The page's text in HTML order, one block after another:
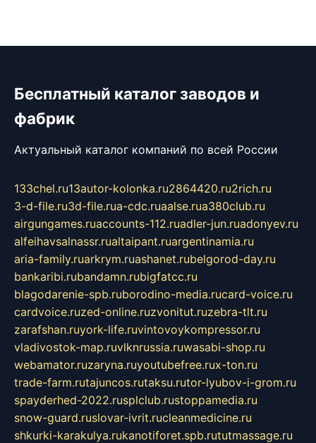
Бесплатный каталог заводов и
фабрик
Актуальный каталог компаний по всей России
133chel.ru13autor-kolonka.ru2864420.ru2rich.ru
3-d-file.ru3d-file.rua-cdc.ruaalse.rua380club.ru
airgungames.ruaccounts-112.ruadler-jun.ruadonyev.ru
alfeihavsalnassr.rualtaipant.ruargentinamia.ru
aria-family.ruarkrym.ruashanet.rubelgorod-day.ru
bankaribi.rubandamn.rubigfatcc.ru
blagodarenie-spb.ruborodino-media.rucard-voice.ru
cardvoice.ruzed-online.ruzvonitut.ruzebra-tlt.ru
zarafshan.ruyork-life.ruvintovoykompressor.ru
vladivostok-map.ruvlknrussia.ruwasabi-shop.ru
webamator.ruzaryna.ruyoutubefree.rux-ton.ru
trade-farm.rutajuncos.rutaksu.rutor-lyubov-i-grom.ru
spayderhed-2022.rusplclub.rustoppamedia.ru
snow-guard.ruslovar-ivrit.rucleanmedicine.ru
shkurki-karakulya.rukanotiforet.spb.rututmassage.ru